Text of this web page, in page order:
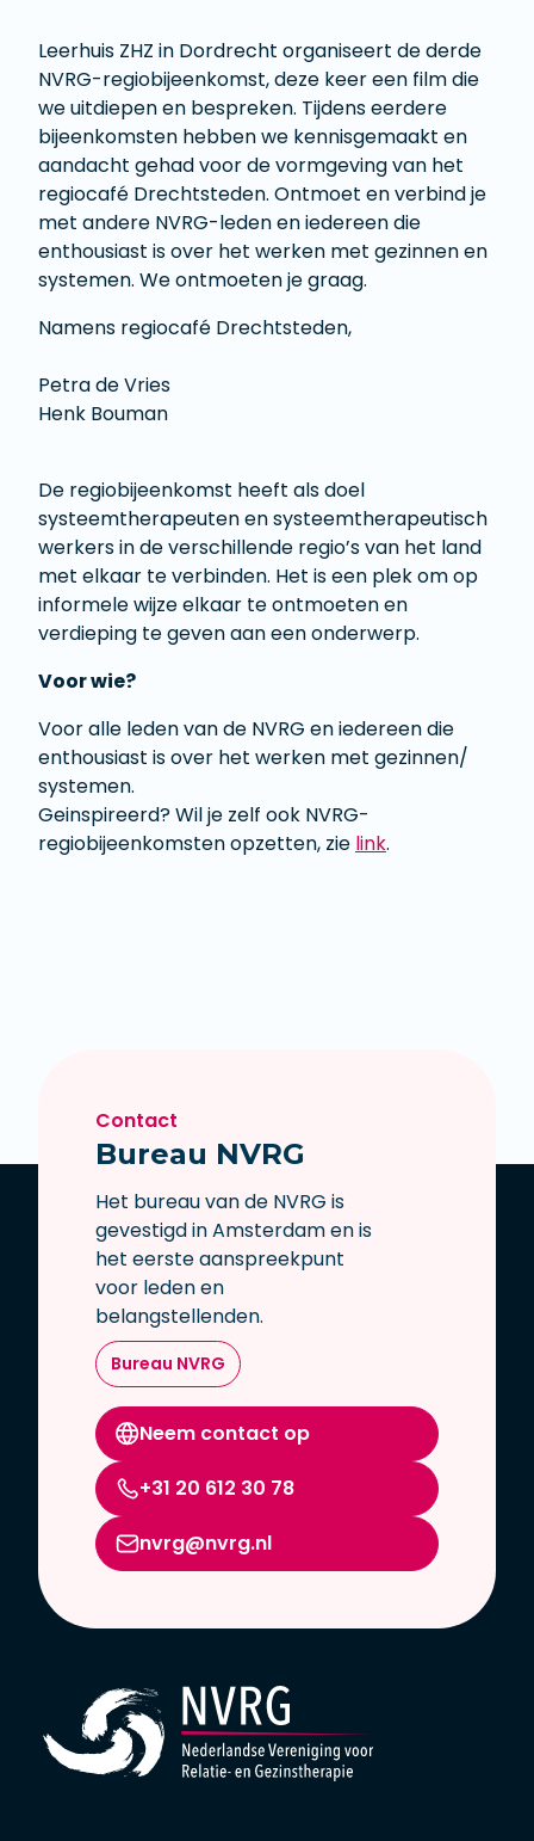
Leerhuis ZHZ in Dordrecht organiseert de derde
NVRG-regiobijeenkomst, deze keer een film die
we uitdiepen en bespreken. Tijdens eerdere
bijeenkomsten hebben we kennisgemaakt en
aandacht gehad voor de vormgeving van het
regiocafé Drechtsteden. Ontmoet en verbind je
met andere NVRG-leden en iedereen die
enthousiast is over het werken met gezinnen en
systemen. We ontmoeten je graag.
Namens regiocafé Drechtsteden,
Petra de Vries
Henk Bouman
De regiobijeenkomst heeft als doel
systeemtherapeuten en systeemtherapeutisch
werkers in de verschillende regio’s van het land
met elkaar te verbinden. Het is een plek om op
informele wijze elkaar te ontmoeten en
verdieping te geven aan een onderwerp.
Voor wie?
Voor alle leden van de NVRG en iedereen die
enthousiast is over het werken met gezinnen/
systemen.
Geinspireerd? Wil je zelf ook NVRG-
regiobijeenkomsten opzetten, zie link.
Contact
Bureau NVRG
Het bureau van de NVRG is
gevestigd in Amsterdam en is
het eerste aanspreekpunt
voor leden en
belangstellenden.
Bureau NVRG
Neem contact op
+31 20 612 30 78
nvrg@nvrg.nl